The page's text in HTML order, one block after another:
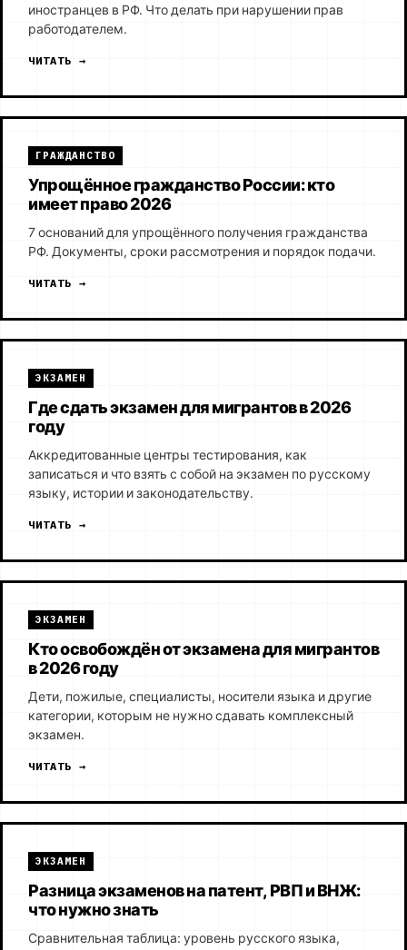
иностранцев в РФ. Что делать при нарушении прав
работодателем.
ЧИТАТЬ →
ГРАЖДАНСТВО
Упрощённое гражданство России: кто
имеет право 2026
7 оснований для упрощённого получения гражданства
РФ. Документы, сроки рассмотрения и порядок подачи.
ЧИТАТЬ →
ЭКЗАМЕН
Где сдать экзамен для мигрантов в 2026
году
Аккредитованные центры тестирования, как
записаться и что взять с собой на экзамен по русскому
языку, истории и законодательству.
ЧИТАТЬ →
ЭКЗАМЕН
Кто освобождён от экзамена для мигрантов
в 2026 году
Дети, пожилые, специалисты, носители языка и другие
категории, которым не нужно сдавать комплексный
экзамен.
ЧИТАТЬ →
ЭКЗАМЕН
Разница экзаменов на патент, РВП и ВНЖ:
что нужно знать
Сравнительная таблица: уровень русского языка,